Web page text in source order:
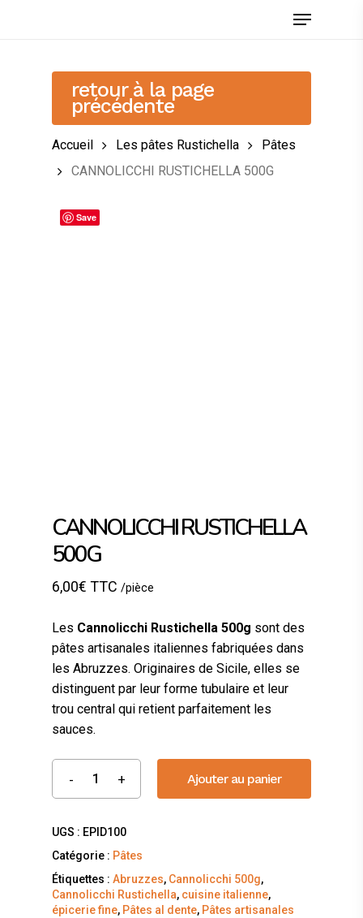
Menu
retour à la page
précédente
Accueil Les pâtes Rustichella
Pâtes
CANNOLICCHI RUSTICHELLA 500G
Save
CANNOLICCHI RUSTICHELLA
500G
6,00€ TTC /pièce
Les Cannolicchi Rustichella 500g sont des
pâtes artisanales italiennes fabriquées dans
les Abruzzes. Originaires de Sicile, elles se
distinguent par leur forme tubulaire et leur
trou central qui retient parfaitement les
sauces.
Ajouter au panier
UGS : EPID100
Catégorie : Pâtes
Étiquettes : Abruzzes, Cannolicchi 500g,
Cannolicchi Rustichella, cuisine italienne,
épicerie fine, Pâtes al dente, Pâtes artisanales